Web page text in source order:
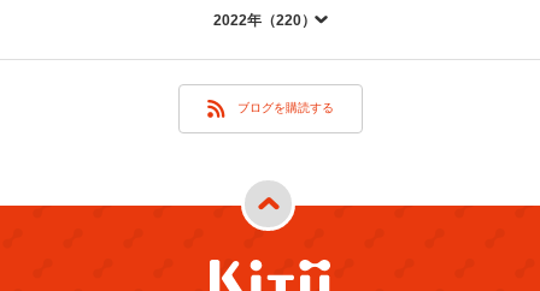
2022年（220）
ブログを購読する